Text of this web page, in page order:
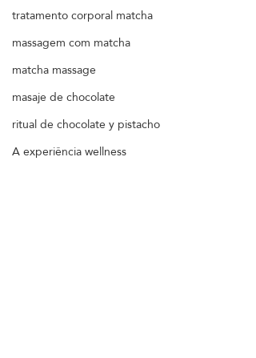
tratamento corporal matcha
massagem com matcha
matcha massage
masaje de chocolate
ritual de chocolate y pistacho
A experiência wellness